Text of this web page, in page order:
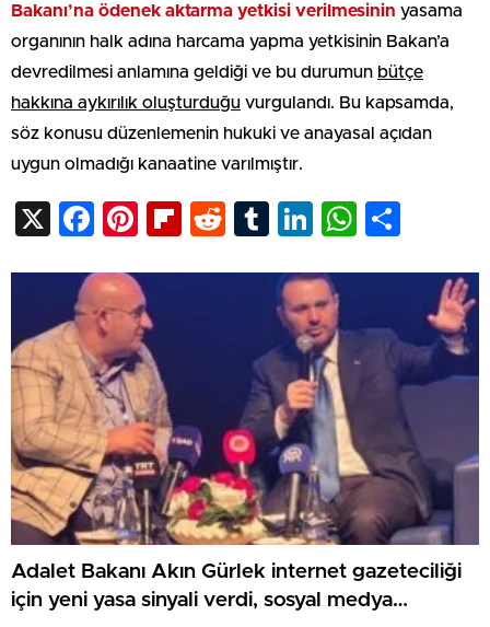
Bakanı’na ödenek aktarma yetkisi verilmesinin yasama
organının halk adına harcama yapma yetkisinin Bakan’a
devredilmesi anlamına geldiği ve bu durumun bütçe
hakkına aykırılık oluşturduğu vurgulandı. Bu kapsamda,
söz konusu düzenlemenin hukuki ve anayasal açıdan
uygun olmadığı kanaatine varılmıştır.
X Facebook
Pinterest
Flipboard
RedditTumblr
LinkedIn
Adalet Bakanı Akın Gürlek internet gazeteciliği
için yeni yasa sinyali verdi, sosyal medya